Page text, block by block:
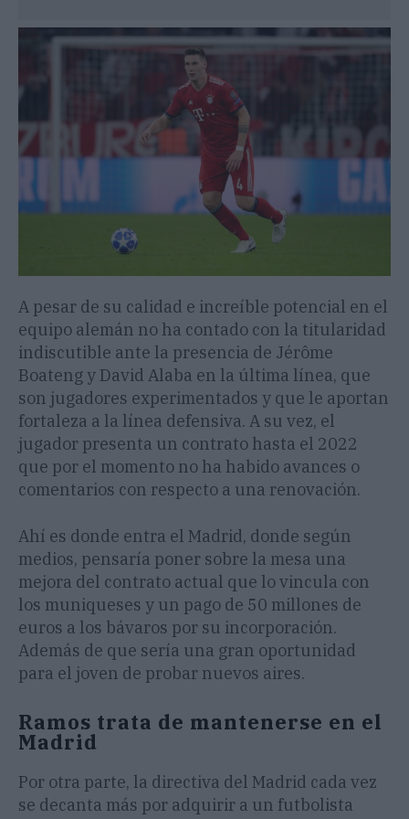
A pesar de su calidad e increíble potencial en el
equipo alemán no ha contado con la titularidad
indiscutible ante la presencia de Jérôme
Boateng y David Alaba en la última línea, que
son jugadores experimentados y que le aportan
fortaleza a la línea defensiva. A su vez, el
jugador presenta un contrato hasta el 2022
que por el momento no ha habido avances o
comentarios con respecto a una renovación.
Ahí es donde entra el Madrid, donde según
medios, pensaría poner sobre la mesa una
mejora del contrato actual que lo vincula con
los muniqueses y un pago de 50 millones de
euros a los bávaros por su incorporación.
Además de que sería una gran oportunidad
para el joven de probar nuevos aires.
Ramos trata de mantenerse en el
Madrid
Por otra parte, la directiva del Madrid cada vez
se decanta más por adquirir a un futbolista